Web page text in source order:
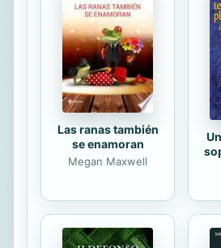
de su paso por la
realización del
del Profesorado
Secundaria
Formación...
Las ranas también
se enamoran
Megan Maxwell